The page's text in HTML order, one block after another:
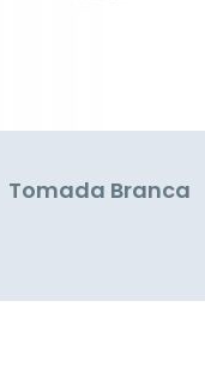
Tomada Branca